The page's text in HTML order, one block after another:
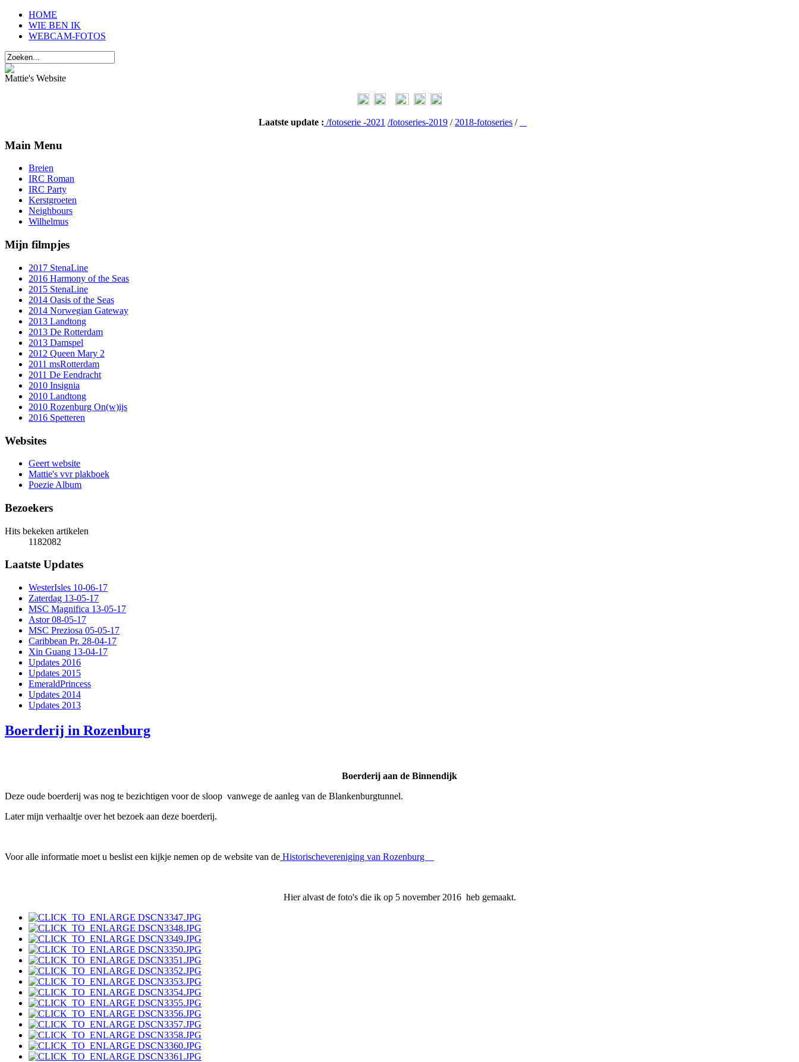
HOME
WIE BEN IK
WEBCAM-FOTOS
Mattie's Website
Laatste update : /fotoserie -2021 /fotoseries-2019 / 2018-fotoseries /
Main Menu
Breien
IRC Roman
IRC Party
Kerstgroeten
Neighbours
Wilhelmus
Mijn filmpjes
2017 StenaLine
2016 Harmony of the Seas
2015 StenaLine
2014 Oasis of the Seas
2014 Norwegian Gateway
2013 Landtong
2013 De Rotterdam
2013 Damspel
2012 Queen Mary 2
2011 msRotterdam
2011 De Eendracht
2010 Insignia
2010 Landtong
2010 Rozenburg On(w)ijs
2016 Spetteren
Websites
Geert website
Mattie's vvr plakboek
Poezie Album
Bezoekers
Hits bekeken artikelen
1182082
Laatste Updates
WesterIsles 10-06-17
Zaterdag 13-05-17
MSC Magnifica 13-05-17
Astor 08-05-17
MSC Preziosa 05-05-17
Caribbean Pr. 28-04-17
Xin Guang 13-04-17
Updates 2016
Updates 2015
EmeraldPrincess
Updates 2014
Updates 2013
Boerderij in Rozenburg
Boerderij aan de Binnendijk
Deze oude boerderij was nog te bezichtigen voor de sloop vanwege de aanleg van de Blankenburgtunnel.
Later mijn verhaaltje over het bezoek aan deze boerderij.
Voor alle informatie moet u beslist een kijkje nemen op de website van de Historischevereniging van Rozenburg
Hier alvast de foto's die ik op 5 november 2016 heb gemaakt.